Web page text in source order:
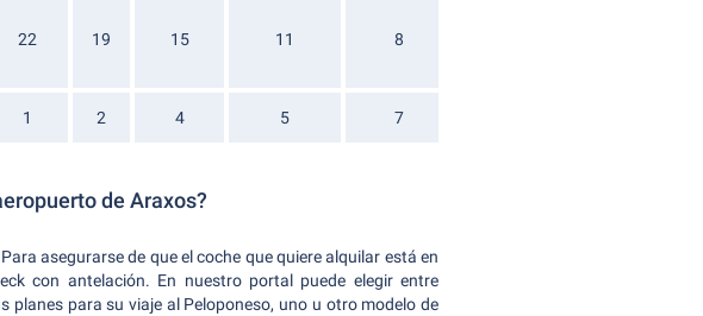
22 19 15 11 8
1 2 4 5 7
de Araxos?
asegurarse de que el coche que quiere alquilar está en
con antelación. En nuestro portal puede elegir entre
planes para su viaje al Peloponeso, uno u otro modelo de